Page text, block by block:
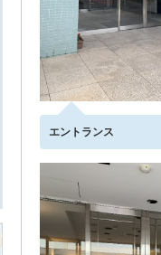
エントランス